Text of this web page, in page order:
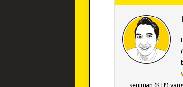
seniman (KTP)